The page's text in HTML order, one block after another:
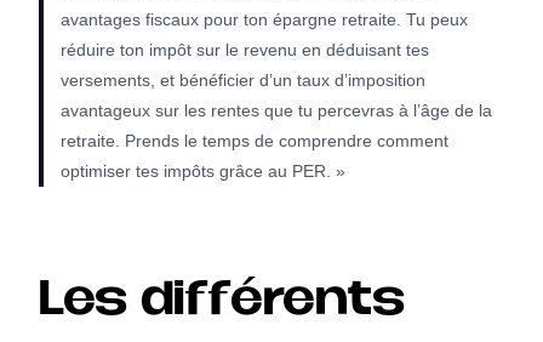
avantages fiscaux pour ton épargne retraite. Tu peux
réduire ton impôt sur le revenu en déduisant tes
versements, et bénéficier d’un taux d’imposition
avantageux sur les rentes que tu percevras à l’âge de la
retraite. Prends le temps de comprendre comment
optimiser tes impôts grâce au PER. »
Les différents